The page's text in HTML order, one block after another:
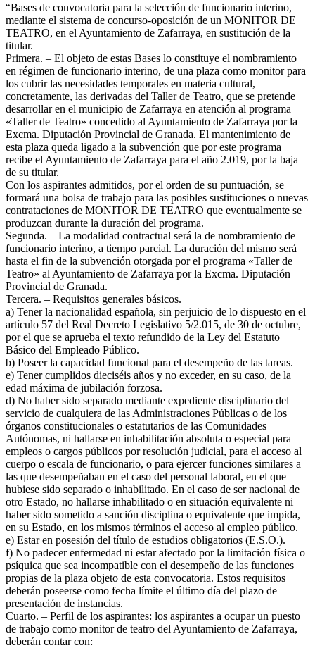
“Bases de convocatoria para la selección de funcionario interino,
mediante el sistema de concurso-oposición de un MONITOR DE
TEATRO, en el Ayuntamiento de Zafarraya, en sustitución de la
titular.
Primera. – El objeto de estas Bases lo constituye el nombramiento
en régimen de funcionario interino, de una plaza como monitor para
los cubrir las necesidades temporales en materia cultural,
concretamente, las derivadas del Taller de Teatro, que se pretende
desarrollar en el municipio de Zafarraya en atención al programa
«Taller de Teatro» concedido al Ayuntamiento de Zafarraya por la
Excma. Diputación Provincial de Granada. El mantenimiento de
esta plaza queda ligado a la subvención que por este programa
recibe el Ayuntamiento de Zafarraya para el año 2.019, por la baja
de su titular.
Con los aspirantes admitidos, por el orden de su puntuación, se
formará una bolsa de trabajo para las posibles sustituciones o nuevas
contrataciones de MONITOR DE TEATRO que eventualmente se
produzcan durante la duración del programa.
Segunda. – La modalidad contractual será la de nombramiento de
funcionario interino, a tiempo parcial. La duración del mismo será
hasta el fin de la subvención otorgada por el programa «Taller de
Teatro» al Ayuntamiento de Zafarraya por la Excma. Diputación
Provincial de Granada.
Tercera. – Requisitos generales básicos.
a) Tener la nacionalidad española, sin perjuicio de lo dispuesto en el
artículo 57 del Real Decreto Legislativo 5/2.015, de 30 de octubre,
por el que se aprueba el texto refundido de la Ley del Estatuto
Básico del Empleado Público.
b) Poseer la capacidad funcional para el desempeño de las tareas.
e) Tener cumplidos dieciséis años y no exceder, en su caso, de la
edad máxima de jubilación forzosa.
d) No haber sido separado mediante expediente disciplinario del
servicio de cualquiera de las Administraciones Públicas o de los
órganos constitucionales o estatutarios de las Comunidades
Autónomas, ni hallarse en inhabilitación absoluta o especial para
empleos o cargos públicos por resolución judicial, para el acceso al
cuerpo o escala de funcionario, o para ejercer funciones similares a
las que desempeñaban en el caso del personal laboral, en el que
hubiese sido separado o inhabilitado. En el caso de ser nacional de
otro Estado, no hallarse inhabilitado o en situación equivalente ni
haber sido sometido a sanción disciplina o equivalente que impida,
en su Estado, en los mismos términos el acceso al empleo público.
e) Estar en posesión del título de estudios obligatorios (E.S.O.).
f) No padecer enfermedad ni estar afectado por la limitación física o
psíquica que sea incompatible con el desempeño de las funciones
propias de la plaza objeto de esta convocatoria. Estos requisitos
deberán poseerse como fecha límite el último día del plazo de
presentación de instancias.
Cuarto. – Perfil de los aspirantes: los aspirantes a ocupar un puesto
de trabajo como monitor de teatro del Ayuntamiento de Zafarraya,
deberán contar con: